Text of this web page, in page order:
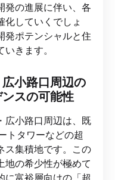
発の進展に伴い、各
化していくでしょ
発ポテンシャルと住
きます。
広小路口周辺の
スの可能性
広小路口周辺は、既
トタワーなどの超
ス集積地です。この
地の希少性が極めて
に富裕層向けの「超